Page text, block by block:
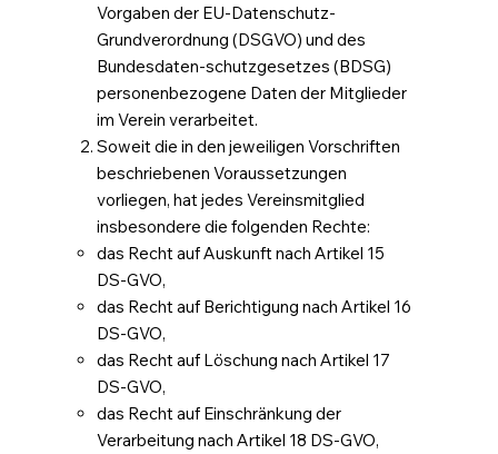
Vorgaben der EU-Datenschutz-
Grundverordnung (DSGVO) und des
Bundesdaten-schutzgesetzes (BDSG)
personenbezogene Daten der Mitglieder
im Verein verarbeitet.
Soweit die in den jeweiligen Vorschriften
beschriebenen Voraussetzungen
vorliegen, hat jedes Vereinsmitglied
insbesondere die folgenden Rechte:
das Recht auf Auskunft nach Artikel 15
DS-GVO,
das Recht auf Berichtigung nach Artikel 16
DS-GVO,
das Recht auf Löschung nach Artikel 17
DS-GVO,
das Recht auf Einschränkung der
Verarbeitung nach Artikel 18 DS-GVO,